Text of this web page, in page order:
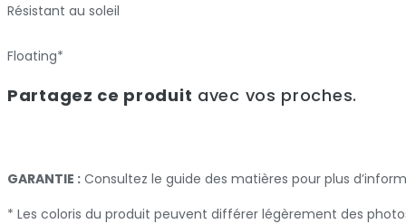
Résistant au soleil
Floating*
Partagez ce produit avec vos proches.
GARANTIE : Consultez le guide des matières pour plus
* Les coloris du produit peuvent différer légèrement des